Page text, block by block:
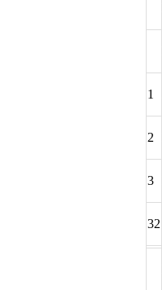
1
2
3
32